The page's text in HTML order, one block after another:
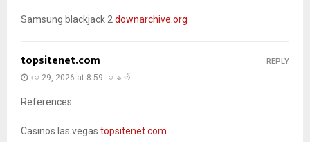
Samsung blackjack 2 downarchive.org
topsitenet.com
မေ 29, 2026 at 8:59 မနက်
References:
Casinos las vegas topsitenet.com
REPLY